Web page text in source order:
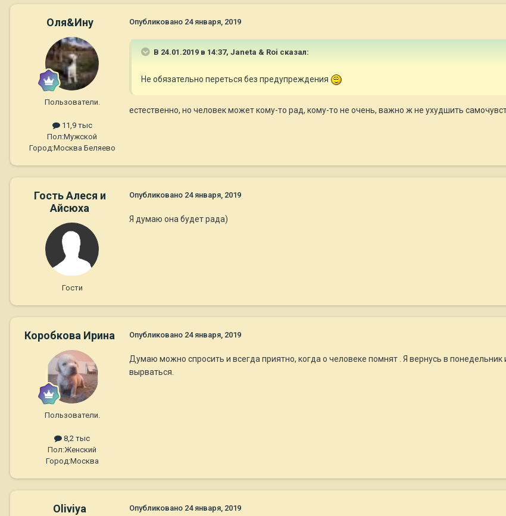
Оля&Ину
Пользователи.
11,9 тыс
Пол:Мужской
Город:Москва Беляево
Опубликовано 24 января, 2019
В 24.01.2019 в 14:37, Janeta & Roi сказал:
Не обязательно переться без предупреждения
естественно, но человек может кому-то рад, кому-то не очень, важно ж не ухудшить
Гость Алеся и
Айсюха
Гости
Опубликовано 24 января, 2019
Я думаю она будет рада)
Коробкова Ирина
Пользователи.
8,2 тыс
Пол:Женский
Город:Москва
Опубликовано 24 января, 2019
Думаю можно спросить и всегда приятно, когда о человеке помнят . Я вернусь в
вырваться.
Oliviya Опубликовано 24 января, 2019